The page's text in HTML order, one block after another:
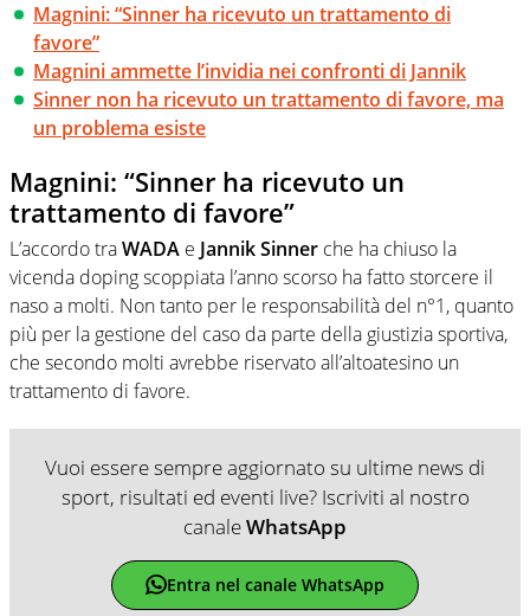
Magnini: “Sinner ha ricevuto un trattamento di
favore”
Magnini ammette l’invidia nei confronti di Jannik
Sinner non ha ricevuto un trattamento di favore, ma
un problema esiste
Magnini: “Sinner ha ricevuto un
trattamento di favore”
L’accordo traWADA e Jannik Sinner che ha chiuso la
vicenda doping scoppiata l’anno scorso ha fatto storcere il
naso a molti. Non tanto per le responsabilità del n°1, quanto
più per la gestione del caso da parte della giustizia sportiva,
che secondo molti avrebbe riservato all’altoatesino un
trattamento di favore.
Vuoi essere sempre aggiornato su ultime news di
sport, risultati ed eventi live? Iscriviti al nostro
canaleWhatsApp
Entra nel canale WhatsApp